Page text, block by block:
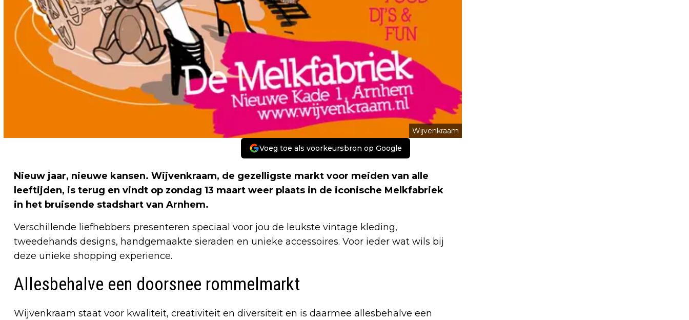
Wijvenkraam
Voeg toe als voorkeursbron op Google
Nieuw jaar, nieuwe kansen. Wijvenkraam, de gezelligste markt voor meiden van alle
leeftijden, is terug en vindt op zondag 13 maart weer plaats in de iconische Melkfabriek
in het bruisende stadshart van Arnhem.
Verschillende liefhebbers presenteren speciaal voor jou de leukste vintage kleding,
tweedehands designs, handgemaakte sieraden en unieke accessoires. Voor ieder wat wils bij
deze unieke shopping experience.
Allesbehalve een doorsnee rommelmarkt
Wijvenkraam staat voor kwaliteit, creativiteit en diversiteit en is daarmee allesbehalve een